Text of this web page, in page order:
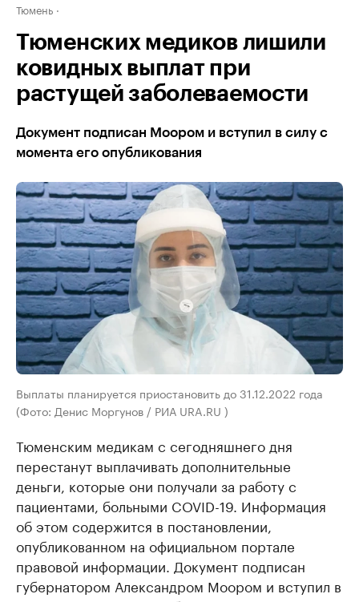
Тюмень
Тюменских медиков лишили
ковидных выплат при
растущей заболеваемости
Документ подписан Моором и вступил в силу с
момента его опубликования
Выплаты планируется приостановить до 31.12.2022 года
(Фото: Денис Моргунов / РИА URA.RU )
Тюменским медикам с сегодняшнего дня
перестанут выплачивать дополнительные
деньги, которые они получали за работу с
пациентами, больными COVID-19. Информация
об этом содержится в постановлении,
опубликованном на официальном портале
правовой информации. Документ подписан
губернатором Александром Моором и вступил в